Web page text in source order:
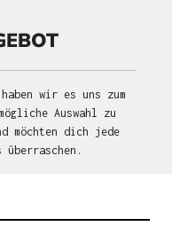
wir es uns zum
Auswahl zu
möchten dich jede
überraschen.